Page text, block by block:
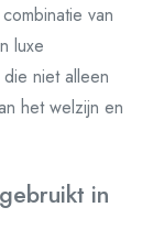
van
luxe
niet alleen
het welzijn en
in